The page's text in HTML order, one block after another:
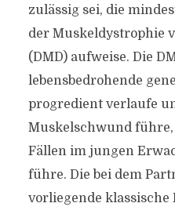
zulässig sei, die
der Muskeldystrophie
(DMD) aufweise. Die
lebensbedrohende
progredient verlaufe
Muskelschwund
Fällen im jungen
führe. Die bei dem
vorliegende klassische